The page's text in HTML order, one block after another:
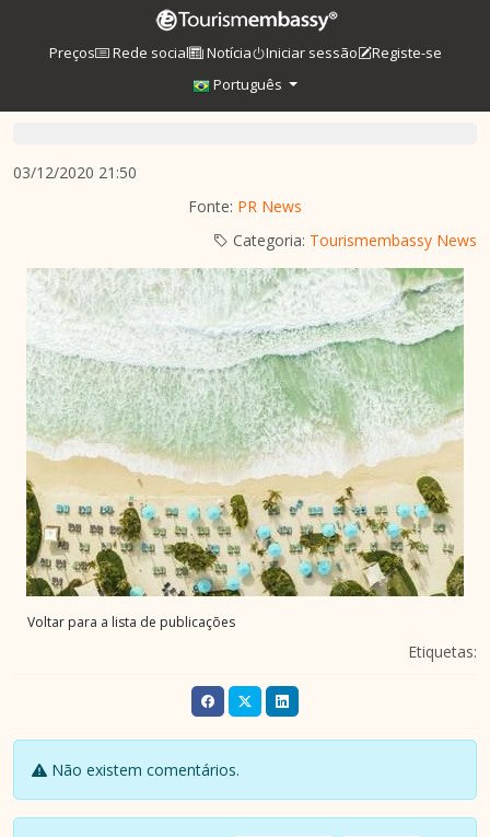
Preços Rede social Notícia Iniciar sessão
Registe-se
Português
03/12/2020 21:50
Fonte: PR News
Categoria: Tourismembassy News
Voltar para a lista de publicações
Etiquetas:
Não existem comentários.